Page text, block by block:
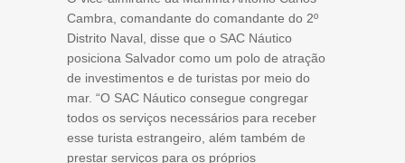
Cambra, comandante do comandante do 2º
Distrito Naval, disse que o SAC Náutico
posiciona Salvador como um polo de atração
de investimentos e de turistas por meio do
mar. “O SAC Náutico consegue congregar
todos os serviços necessários para receber
esse turista estrangeiro, além também de
prestar serviços para os próprios